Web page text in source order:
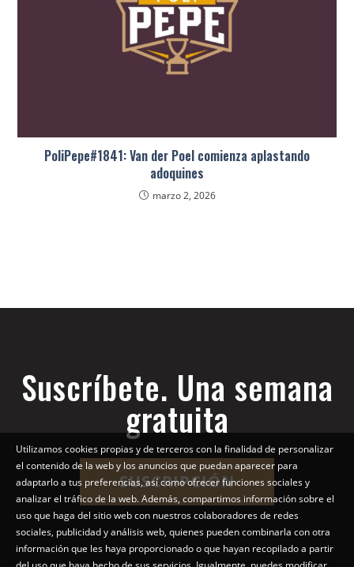
PoliPepe#1841: Van der Poel comienza aplastando
adoquines
marzo 2, 2026
Suscríbete. Una semana
gratuita
SUSCRIPCIÓN
Utilizamos cookies propias y de terceros con la finalidad de personalizar
el contenido de la web y los anuncios que puedan aparecer para
adaptarlo a tus preferencias, así como ofrecer funciones sociales y
analizar el tráfico de la web. Además, compartimos información sobre el
uso que haga del sitio web con nuestros colaboradores de redes
sociales, publicidad y análisis web, quienes pueden combinarla con otra
información que les haya proporcionado o que hayan recopilado a partir